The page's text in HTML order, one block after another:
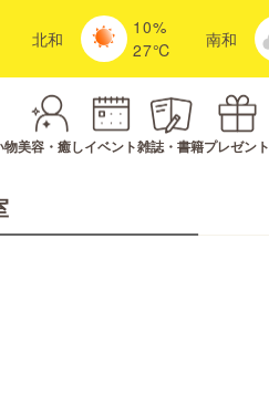
北和
10%
27℃
南和
物美容・癒しイベント雑誌・書籍プレゼント